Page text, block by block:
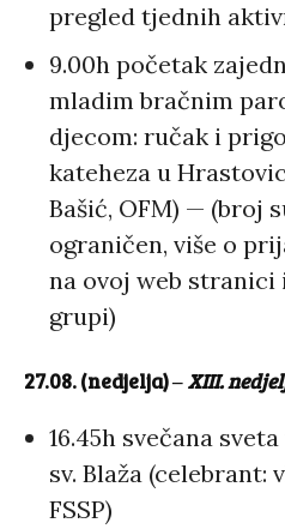
pregled tjednih
9.00h početak
mladim bračnim
djecom: ručak i
kateheza u
Bašić, OFM) — (broj
ograničen, više o
na ovoj web stranici
grupi)
27.08. (nedjelja)‒XIII.
16.45h svečana
sv. Blaža (celebrant:
FSSP)